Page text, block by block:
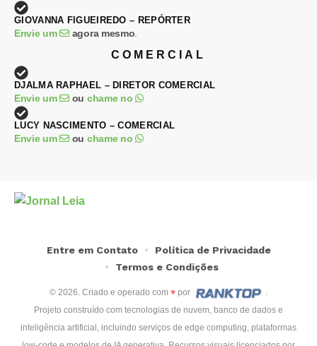
GIOVANNA FIGUEIREDO – REPÓRTER
Envie um agora mesmo.
COMERCIAL
DJALMA RAPHAEL – DIRETOR COMERCIAL
Envie um ou chame no
LUCY NASCIMENTO – COMERCIAL
Envie um ou chame no
© 2026. Criado e operado com ♥ por
.
Projeto construído com tecnologias de nuvem, banco de dados e
inteligência artificial, incluindo serviços de edge computing, plataformas
Entre em Contato
Política de Privacidade
Termos e Condições